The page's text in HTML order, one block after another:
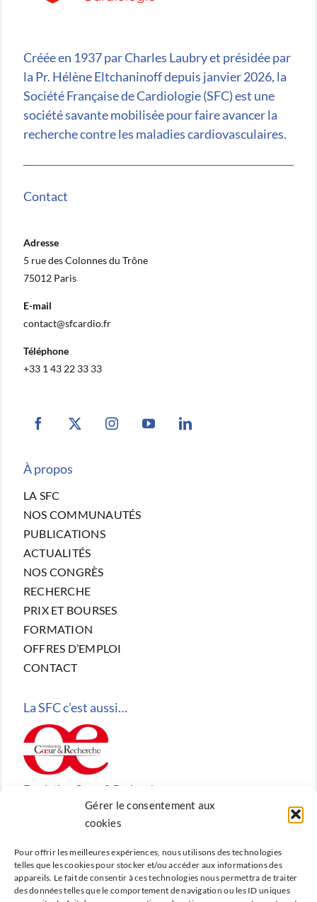
Gérer le consentement aux
cookies
Pour offrir les meilleures expériences, nous utilisons des technologies
telles que les cookies pour stocker et/ou accéder aux informations des
appareils. Le fait de consentir à ces technologies nous permettra de traiter
des données telles que le comportement de navigation ou les ID uniques
Créée en 1937 par Charles Laubry et présidée par
la Pr. Hélène Eltchaninoff depuis janvier 2026, la
Société Française de Cardiologie (SFC) est une
société savante mobilisée pour faire avancer la
recherche contre les maladies cardiovasculaires.
Contact
Adresse
5 rue des Colonnes du Trône
75012 Paris
E-mail
contact@sfcardio.fr
Téléphone
+33 1 43 22 33 33
À propos
LA SFC
NOS COMMUNAUTÉS
PUBLICATIONS
ACTUALITÉS
NOS CONGRÈS
RECHERCHE
PRIX ET BOURSES
FORMATION
OFFRES D’EMPLOI
CONTACT
La SFC c’est aussi…
Fondation Cœur & Recherche
Reconnue d’utilité publique, la Fondation Cœur &
créée en 2010 par la SFC.